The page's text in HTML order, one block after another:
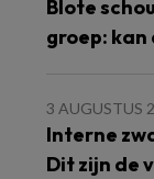
Blote
groep: kan
3 AUGUSTUS
Interne
Dit zijn de